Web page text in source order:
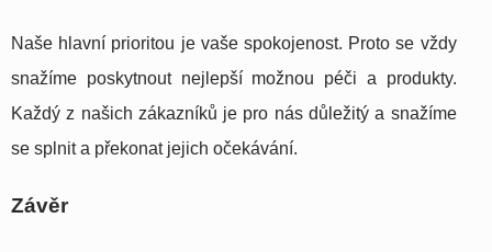
Naše hlavní prioritou je vaše spokojenost. Proto se vždy
snažíme poskytnout nejlepší možnou péči a produkty.
Každý z našich zákazníků je pro nás důležitý a snažíme
se splnit a překonat jejich očekávání.
Závěr